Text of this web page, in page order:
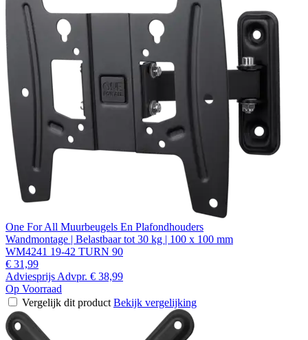
One For All Muurbeugels En Plafondhouders
Wandmontage | Belastbaar tot 30 kg | 100 x 100 mm
WM4241 19-42 TURN 90
€ 31,99
Adviesprijs Advpr. € 38,99
Op Voorraad
Vergelijk dit product Bekijk vergelijking